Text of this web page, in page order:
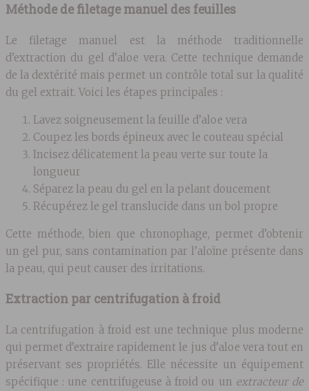
Méthode de filetage manuel des feuilles
Le filetage manuel est la méthode traditionnelle
d’extraction du gel d’aloe vera. Cette technique demande
de la dextérité mais permet un contrôle total sur la qualité
du gel extrait. Voici les étapes principales :
Lavez soigneusement la feuille d’aloe vera
Coupez les bords épineux avec le couteau spécial
Incisez délicatement la peau verte sur toute la
longueur
Séparez la peau du gel en la pelant doucement
Récupérez le gel translucide dans un bol propre
Cette méthode, bien que chronophage, permet d’obtenir
un gel pur, sans contamination par l’aloïne présente dans
la peau, qui peut causer des irritations.
Extraction par centrifugation à froid
La centrifugation à froid est une technique plus moderne
qui permet d’extraire rapidement le jus d’aloe vera tout en
préservant ses propriétés. Elle nécessite un équipement
spécifique : une centrifugeuse à froid ou un extracteur de